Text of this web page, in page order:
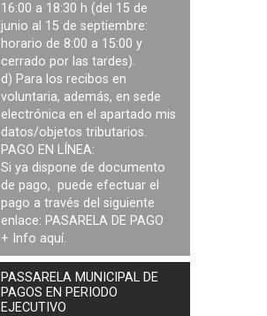
16:00 a 18:30 h (del 15 de
junio al 15 de septiembre:
horario de 8:00 a 15:00 y
cerrado por las tardes).
d) Para los recibos en
voluntaria, además, en sede
electrónica en el apartado mis
datos/objetos tributarios.
PAGO EN LÍNEA:
Si ya dispone de documento
de pago, puede efectuar el
pago a través del siguiente
enlace: PASARELA DE PAGO
+ Info aquí.
PASSARELA MUNICIPAL DE
PAGOS EN PERIODO
EJECUTIVO